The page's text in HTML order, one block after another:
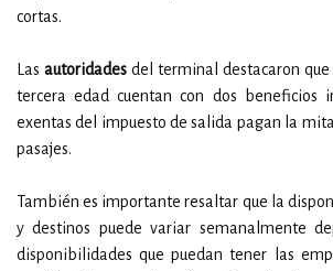
cortas.
Las autoridades del terminal destacaron que
tercera edad cuentan con dos beneficios
exentas del impuesto de salida pagan la
pasajes.
También es importante resaltar que la
y destinos puede variar semanalmente
disponibilidades que puedan tener las